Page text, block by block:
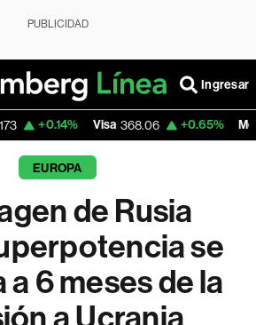
PUBLICIDAD
Ingresar
Visa 368.06 +0.65% MercadoLibre
EUROPA
de Rusia
se
6 meses de la